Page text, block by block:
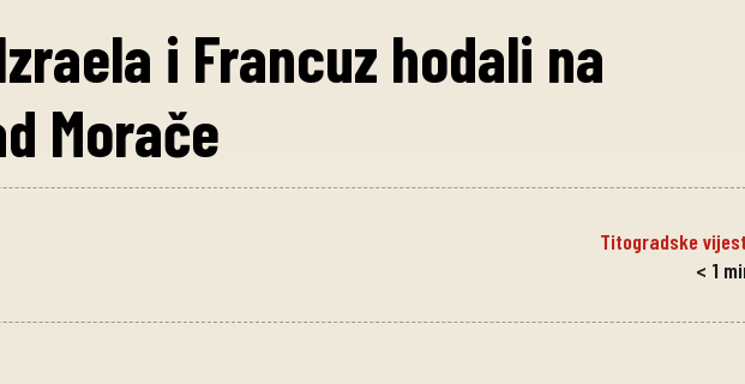
i Francuz hodali na
Morače
Titogradske
< 1